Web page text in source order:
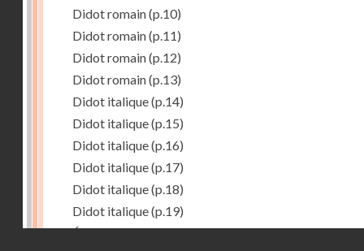
Didot romain(p.10)
Didot romain(p.11)
Didot romain(p.12)
Didot romain(p.13)
Didot italique(p.14)
Didot italique(p.15)
Didot italique(p.16)
Didot italique(p.17)
Didot italique(p.18)
Didot italique(p.19)
Égyptienne(p.20)